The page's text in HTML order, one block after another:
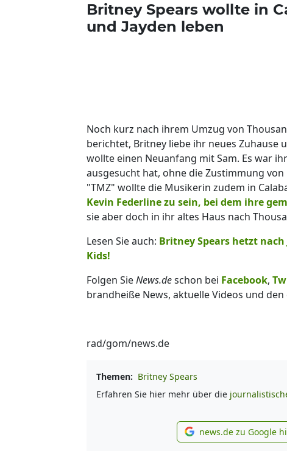
Britney Spears wollte in
und Jayden leben
Noch kurz nach ihrem Umzug von
berichtet, Britney liebe ihr neues Zuhause
wollte einen Neuanfang mit Sam. Es war
ausgesucht hat, ohne die Zustimmung
"TMZ" wollte die Musikerin zudem in
Kevin Federline zu sein, bei dem ihre
sie aber doch in ihr altes Haus nach
Lesen Sie auch: Britney Spears hetzt
Kids!
Folgen SieNews.deschon bei Facebook,
brandheiße News, aktuelle Videos und
rad/gom/news.de
Themen: Britney Spears
Erfahren Sie hier mehr über die
news.de zu Google